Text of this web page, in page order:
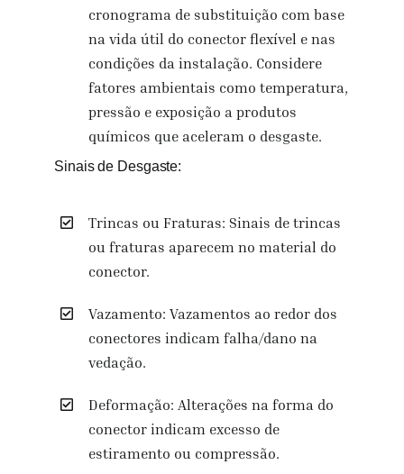
cronograma de substituição com base
na vida útil do conector flexível e nas
condições da instalação. Considere
fatores ambientais como temperatura,
pressão e exposição a produtos
químicos que aceleram o desgaste.
Sinais de Desgaste:
Trincas ou Fraturas: Sinais de trincas
ou fraturas aparecem no material do
conector.
Vazamento: Vazamentos ao redor dos
conectores indicam falha/dano na
vedação.
Deformação: Alterações na forma do
conector indicam excesso de
estiramento ou compressão.